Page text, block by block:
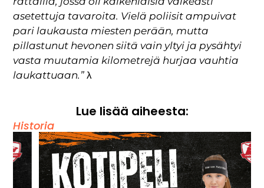
asetettuja tavaroita. Vielä poliisit ampuivat
pari laukausta miesten perään, mutta
pillastunut hevonen siitä vain yltyi ja pysähtyi
vasta muutamia kilometrejä hurjaa vauhtia
laukattuaan.”λ
Lue lisää aiheesta:
Historia